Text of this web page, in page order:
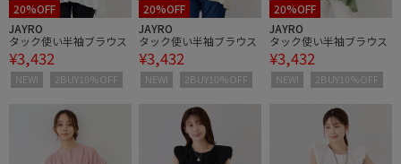
20%OFF
JAYRO
タック使い半袖ブラウス
¥3,432
NEW! 2BUY10%OFF
20%OFF
JAYRO
タック使い半袖ブラウス
¥3,432
NEW! 2BUY10%OFF
20%OFF
JAYRO
タック使い半袖ブラウス
¥3,432
NEW! 2BUY10%OFF